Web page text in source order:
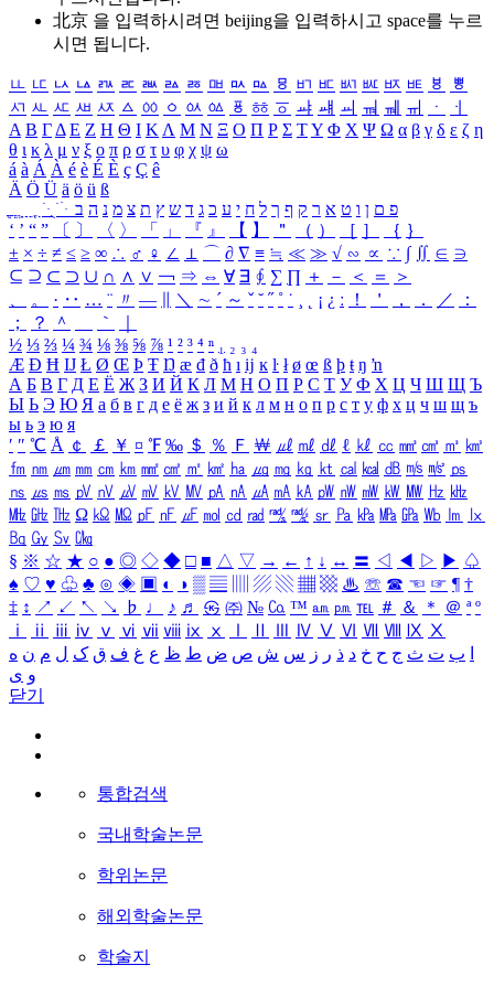
北京 을 입력하시려면 beijing을 입력하시고 space를 누르
시면 됩니다.
ㅥ ㅦ ㅧ ㅨ ㅩ ㅪ ㅫ ㅬ ㅭ ㅮ ㅯ ㅰ ㅱ ㅲ ㅳ ㅴ ㅵ ㅶ ㅷ ㅸ
ㅹ
ㅺ ㅻ ㅼ ㅽ ㅾ ㅿ ㆀ ㆁ ㆂ ㆃ ㆄ ㆅ ㆆ ㆇ ㆈ ㆉ ㆊ ㆋ ㆌ ㆍ
ㆎ
Α Β ΓΔ Ε Ζ Η Θ Ι ΚΛ Μ Ν Ξ Ο Π Ρ Σ ΤΥ Φ Χ Ψ Ω α β γ δ ε ζ η
θ ι κ λ μ ν ξ ο π ρ σ τ υ φ χ ψ ω
á à Á À é è É È ç Ç ê
Ä Ö Ü ä ö ü ß
ִֶֹ ֻּ ׁׂ פ ם ן ו ט א ר ק ף ך ל ח י ע כ ג ד ש ץ ת צ מ נ ה ב
‘ ’ “ ” 〔 〕 〈 〉 「 」 『 』 【 】 ＂ （ ） ［ ］ ｛ ｝
± × ÷ ≠ ≤ ≥ ∞ ∴ ♂ ♀ ∠ ⊥ ⌒ ∂ ∇ ≡ ≒ ≪ ≫ √ ∽ ∝ ∵ ∫ ∬ ∈ ∋
⊆ ⊇ ⊂ ⊃ ∪ ∩ ∧ ∨ ￢ ⇒ ⇔ ∀ ∃ ∮ ∑ ∏ ＋ － ＜ ＝
＞
、
。 · ‥ … ¨ 〃 ― ＼ ∼ ´ ～ ˇ ˘ ˝ ˚ ˙ ¸ ¡ ¿ ː ！ ＇ ， ． ／
：
；
？ ＾ ｀
½ ⅓ ⅔ ¼ ¾ ⅛ ⅜ ⅝ ⅞ ¹ ² ³ ⁴ ⁿ ₁ ₂ ₃ ₄
Æ Ð Ħ Ĳ Ł Ø Œ Þ Ŧ Ŋ æ đ ð ħ ı ĳ ĸ ŀ ł ø œ ß þ ŧ ŋ ŉ
А Б В Г Д Е Ё Ж З И Й К Л М Н О П Р С Т У Ф Х Ц Ч Ш Щ Ъ
Ы Ь Э Ю Я а б в г д е ё ж з и й к л м н о п р с т у ф х ц ч ш щ ъ
ы ь э ю я
′ ″ ℃ Å ￠ ￡ ￥ ¤ ℉ ‰ ＄ ％ Ｆ ￦ ㎕ ㎖ ㎗ ℓ ㎘ ㏄ ㎣ ㎤ ㎥ ㎦
㎙ ㎚ ㎛ ㎜ ㎝ ㎞ ㎟ ㎠ ㎡ ㎢ ㏊ ㎍ ㎎ ㎏ ㏏ ㎈ ㎉ ㏈ ㎧ ㎨ ㎰
㎱ ㎲ ㎳ ㎴ ㎵ ㎶ ㎷ ㎸ ㎹ ㎀ ㎁ ㎂ ㎃ ㎄ ㎺ ㎻ ㎽ ㎾ ㎿ ㎐ ㎑
㎒ ㎓ ㎔ Ω ㏀ ㏁ ㎊ ㎋ ㎌ ㏖ ㏅ ㎭ ㎮ ㎯ ㏛ ㎩ ㎪ ㎫ ㎬ ㏝ ㏐
㏓
㏃ ㏉ ㏜ ㏆
§ ※ ☆ ★ ○ ● ◎ ◇ ◆ □ ■ △ ▽ → ← ↑ ↓ ↔ 〓 ◁ ◀ ▷ ▶ ♤
♠ ♡ ♥ ♧ ♣ ⊙ ◈ ▣ ◐ ◑ ▒ ▤ ▨ ▧ ▦ ▩ ♨ ☏ ☎ ☜ ☞ ¶ †
‡ ↕ ↗ ↙ ↖ ↘ ♭ ♩ ♪ ♬ ㉿ ㈜ № ㏇ ™ ㏂ ㏘ ℡ ＃ ＆ ＊ ＠ ª º
ⅰ
ⅱ ⅲ ⅳ ⅴ ⅵ ⅶ ⅷ ⅸ ⅹ Ⅳ Ⅴ Ⅵ Ⅶ Ⅷ Ⅸ Ⅹ
ب ت ث ج ح خ د ذ ر ز س ش ص ض ط ظ ع غ ف ق ک ل م ن ه
و ی
닫기
통합검색
국내학술논문
학위논문
해외학술논문
학술지